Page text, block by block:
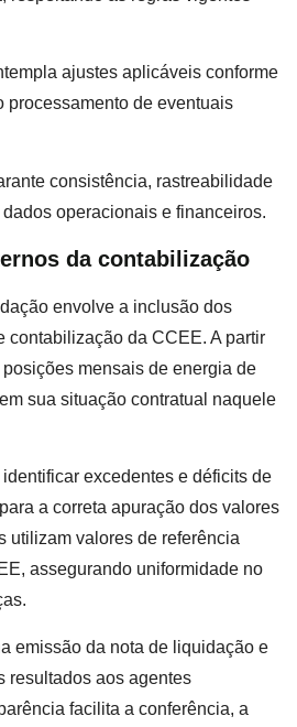
ajustes aplicáveis conforme
processamento de eventuais
consistência, rastreabilidade
operacionais e financeiros.
da contabilização
envolve a inclusão dos
contabilização da CCEE. A partir
mensais de energia de
sua situação contratual naquele
excedentes e déficits de
a correta apuração dos valores
utilizam valores de referência
assegurando uniformidade no
emissão da nota de liquidação e
resultados aos agentes
facilita a conferência, a